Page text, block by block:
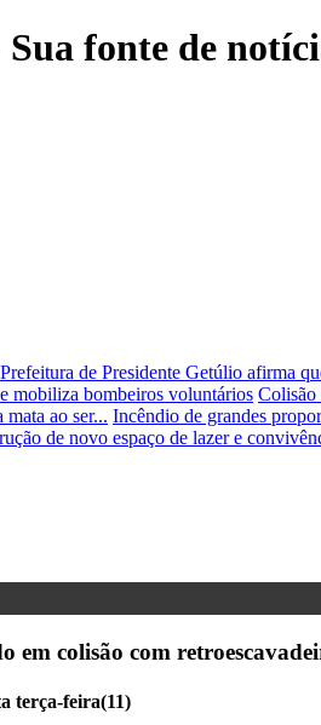
fonte de
Prefeitura de Presidente Getúlio afirma
mobiliza bombeiros voluntários Colisão
ao ser... Incêndio de grandes
de novo espaço de lazer e
em colisão com
terça-feira(11)